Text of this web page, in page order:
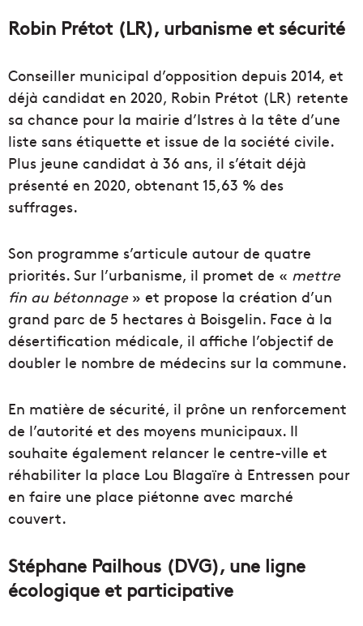
Robin Prétot (LR), urbanisme et sécurité
Conseiller municipal d’opposition depuis 2014, et
déjà candidat en 2020, Robin Prétot (LR) retente
sa chance pour la mairie d’Istres à la tête d’une
liste sans étiquette et issue de la société civile.
Plus jeune candidat à 36 ans, il s’était déjà
présenté en 2020, obtenant 15,63 % des
suffrages.
Son programme s’articule autour de quatre
priorités. Sur l’urbanisme, il promet de « mettre
fin au bétonnage» et propose la création d’un
grand parc de 5 hectares à Boisgelin. Face à la
désertification médicale, il affiche l’objectif de
doubler le nombre de médecins sur la commune.
En matière de sécurité, il prône un renforcement
de l’autorité et des moyens municipaux. Il
souhaite également relancer le centre-ville et
réhabiliter la place Lou Blagaïre à Entressen pour
en faire une place piétonne avec marché
couvert.
Stéphane Pailhous (DVG), une ligne
écologique et participative